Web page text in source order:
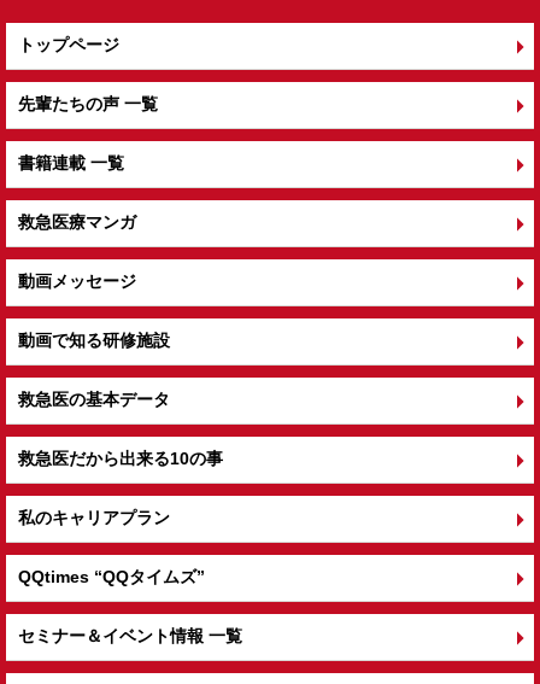
トップページ
先輩たちの声 一覧
書籍連載 一覧
救急医療マンガ
動画メッセージ
動画で知る研修施設
救急医の基本データ
救急医だから出来る10の事
私のキャリアプラン
QQtimes “QQタイムズ”
セミナー＆イベント情報 一覧